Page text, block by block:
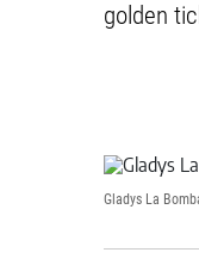
golden
Gladys La